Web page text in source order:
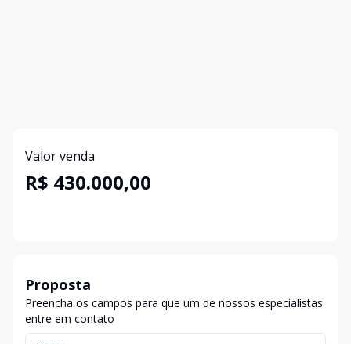
Valor venda
R$ 430.000,00
Proposta
Preencha os campos para que um de nossos especialistas
entre em contato